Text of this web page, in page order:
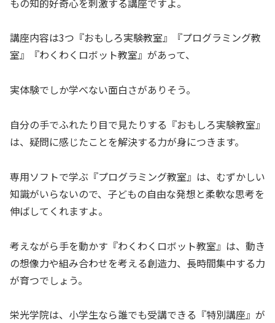
講座内容は3つ『おもしろ実験教室』『プログラミング教
室』『わくわくロボット教室』があって、
実体験でしか学べない面白さがありそう。
自分の手でふれたり目で見たりする『おもしろ実験教室』
は、疑問に感じたことを解決する力が身につきます。
専用ソフトで学ぶ『プログラミング教室』は、むずかしい
知識がいらないので、子どもの自由な発想と柔軟な思考を
伸ばしてくれますよ。
考えながら手を動かす『わくわくロボット教室』は、動き
の想像力や組み合わせを考える創造力、長時間集中する力
が育つでしょう。
栄光学院は、小学生なら誰でも受講できる『特別講座』が